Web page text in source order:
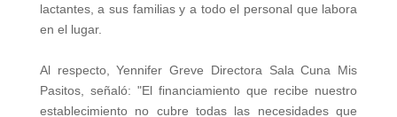
lactantes, a sus familias y a todo el personal que labora
en el lugar.
Al respecto, Yennifer Greve Directora Sala Cuna Mis
Pasitos, señaló: "El financiamiento que recibe nuestro
establecimiento no cubre todas las necesidades que